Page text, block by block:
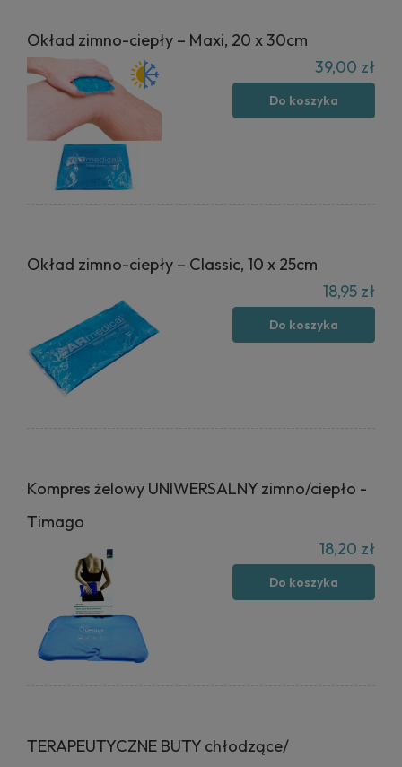
Okład zimno-ciepły – Maxi, 20 x 30cm
39,00 zł
Do koszyka
Okład zimno-ciepły – Classic, 10 x 25cm
18,95 zł
Do koszyka
Kompres żelowy UNIWERSALNY zimno/ciepło -
Timago
18,20 zł
Do koszyka
TERAPEUTYCZNE BUTY chłodzące/